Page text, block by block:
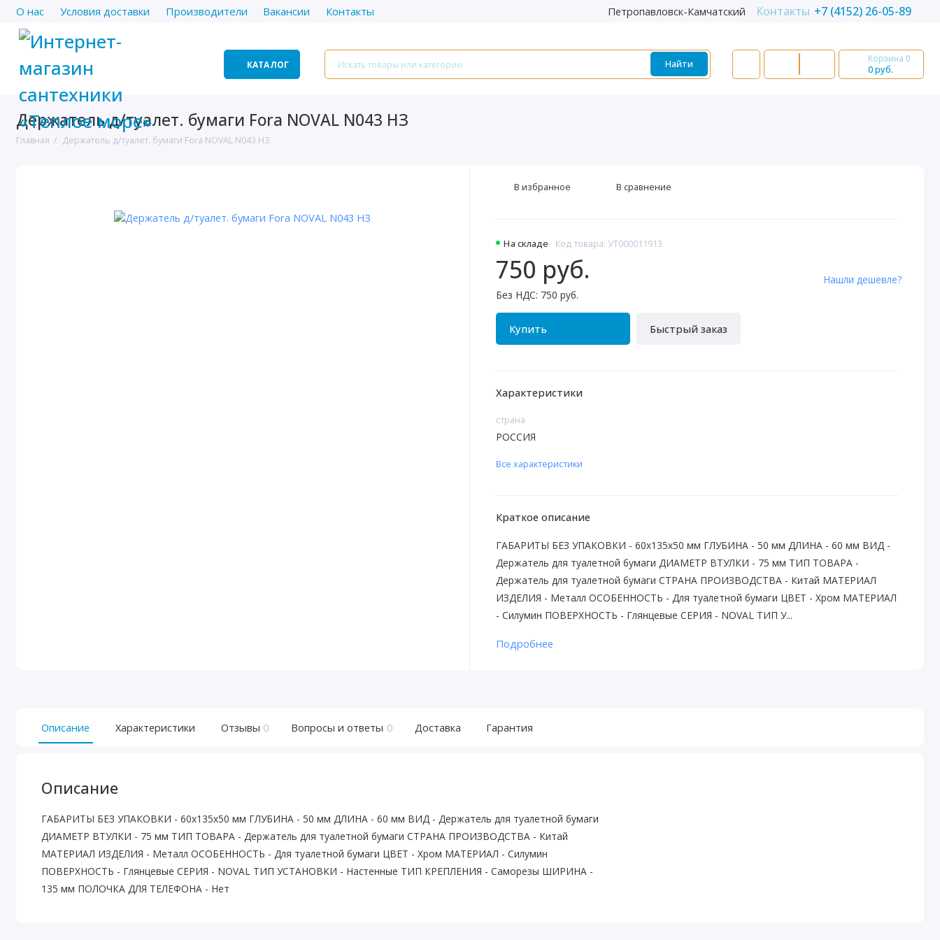
О нас Условия доставки Производители Вакансии Контакты Петропавловск-Камчатский Контакты +7 (4152) 26-05-89
КАТАЛОГ Найти Корзина 0
0 руб.
Держатель д/туалет. бумаги Fora NOVAL N043 НЗ
Главная Держатель д/туалет. бумаги Fora NOVAL N043 НЗ
На складе Код товара: УТ000011913
750 руб.
Без НДС: 750 руб.
Купить Быстрый заказ
Нашли дешевле?
В избранное В сравнение
Характеристики
страна
РОССИЯ
Все характеристики
Краткое описание
ГАБАРИТЫ БЕЗ УПАКОВКИ - 60х135х50 мм ГЛУБИНА - 50 мм ДЛИНА - 60 мм ВИД -
Держатель для туалетной бумаги ДИАМЕТР ВТУЛКИ - 75 мм ТИП ТОВАРА -
Держатель для туалетной бумаги СТРАНА ПРОИЗВОДСТВА - Китай МАТЕРИАЛ
ИЗДЕЛИЯ - Металл ОСОБЕННОСТЬ - Для туалетной бумаги ЦВЕТ - Хром МАТЕРИАЛ
- Силумин ПОВЕРХНОСТЬ - Глянцевые СЕРИЯ - NOVAL ТИП У...
Подробнее
Описание Характеристики Отзывы 0 Вопросы и ответы 0 Доставка Гарантия
Описание
ГАБАРИТЫ БЕЗ УПАКОВКИ - 60х135х50 мм ГЛУБИНА - 50 мм ДЛИНА - 60 мм ВИД - Держатель для туалетной бумаги
ДИАМЕТР ВТУЛКИ - 75 мм ТИП ТОВАРА - Держатель для туалетной бумаги СТРАНА ПРОИЗВОДСТВА - Китай
МАТЕРИАЛ ИЗДЕЛИЯ - Металл ОСОБЕННОСТЬ - Для туалетной бумаги ЦВЕТ - Хром МАТЕРИАЛ - Силумин
ПОВЕРХНОСТЬ - Глянцевые СЕРИЯ - NOVAL ТИП УСТАНОВКИ - Настенные ТИП КРЕПЛЕНИЯ - Саморезы ШИРИНА -
135 мм ПОЛОЧКА ДЛЯ ТЕЛЕФОНА - Нет